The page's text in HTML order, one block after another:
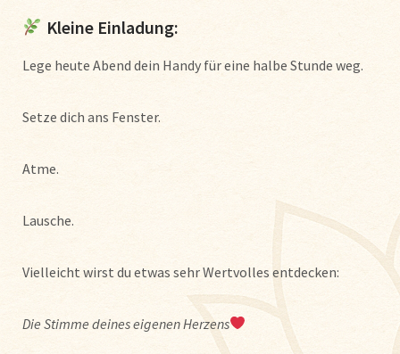
Kleine Einladung:
Lege heute Abend dein Handy für eine halbe Stunde weg.
Setze dich ans Fenster.
Atme.
Lausche.
Vielleicht wirst du etwas sehr Wertvolles entdecken:
Die Stimme deines eigenen Herzens